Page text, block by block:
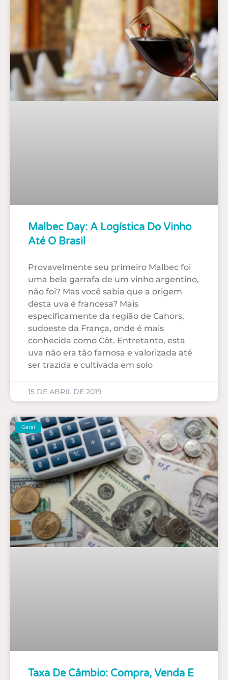
Malbec Day: A Logística Do Vinho
Até O Brasil
Provavelmente seu primeiro Malbec foi
uma bela garrafa de um vinho argentino,
não foi? Mas você sabia que a origem
desta uva é francesa? Mais
especificamente da região de Cahors,
sudoeste da França, onde é mais
conhecida como Côt. Entretanto, esta
uva não era tão famosa e valorizada até
ser trazida e cultivada em solo
15 DE ABRIL DE 2019
Geral
Taxa De Câmbio: Compra, Venda E